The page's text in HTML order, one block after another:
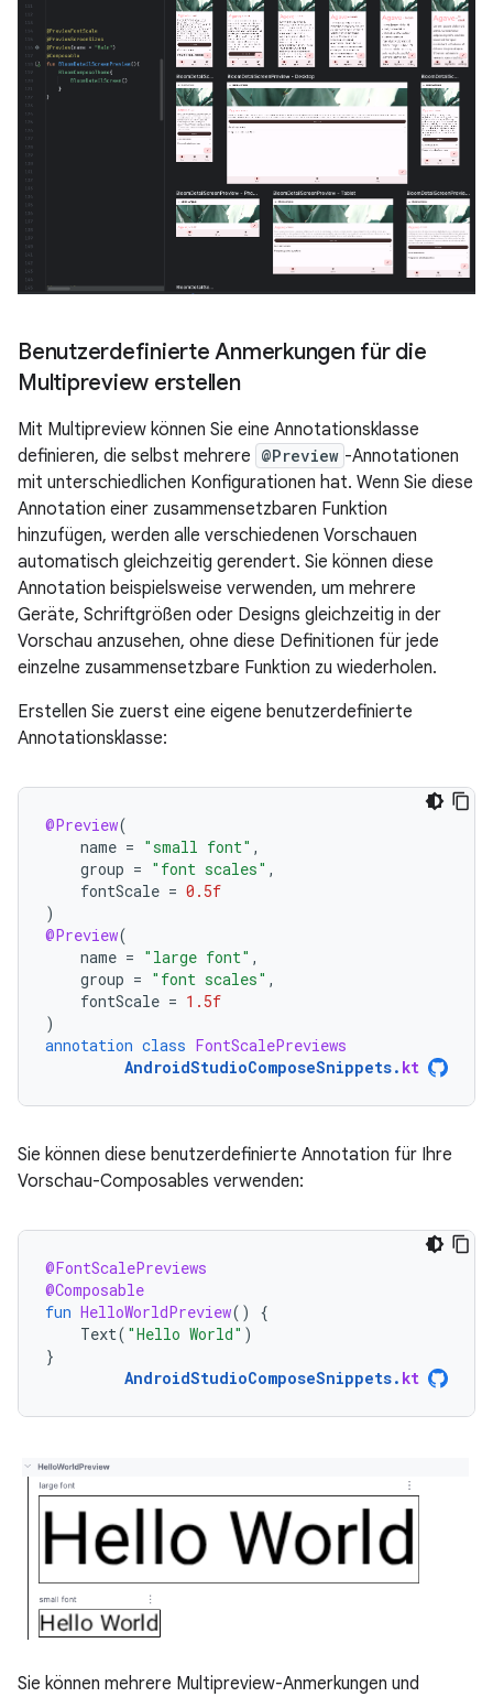
Benutzerdefinierte Anmerkungen für die
Multipreview erstellen
Mit Multipreview können Sie eine Annotationsklasse
definieren, die selbst mehrere @Preview -Annotationen
mit unterschiedlichen Konfigurationen hat. Wenn Sie diese
Annotation einer zusammensetzbaren Funktion
hinzufügen, werden alle verschiedenen Vorschauen
automatisch gleichzeitig gerendert. Sie können diese
Annotation beispielsweise verwenden, um mehrere
Geräte, Schriftgrößen oder Designs gleichzeitig in der
Vorschau anzusehen, ohne diese Definitionen für jede
einzelne zusammensetzbare Funktion zu wiederholen.
Erstellen Sie zuerst eine eigene benutzerdefinierte
Annotationsklasse:
@Preview(
name = "small font" ,
group = "font scales" ,
fontScale = 0.5f
)
@Preview(
name = "large font" ,
group = "font scales" ,
fontScale = 1.5f
)
annotation class FontScalePreviews
AndroidStudioComposeSnippets. kt
Sie können diese benutzerdefinierte Annotation für Ihre
Vorschau-Composables verwenden:
@FontScalePreviews
@Composable
fun HelloWorldPreview()
{
Text( "Hello World" )
}
AndroidStudioComposeSnippets. kt
Sie können mehrere Multipreview-Anmerkungen und